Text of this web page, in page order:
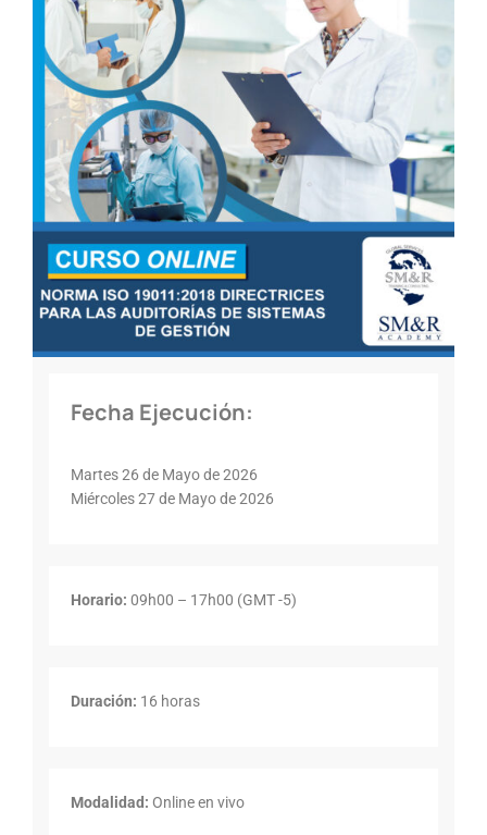
Fecha Ejecución:
Martes 26 de Mayo de 2026
Miércoles 27 de Mayo de 2026
Horario: 09h00 – 17h00 (GMT -5)
Duración: 16 horas
Modalidad: Online en vivo